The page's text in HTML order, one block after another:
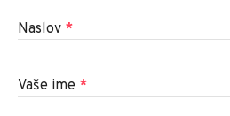
Naslov *
Vaše ime *